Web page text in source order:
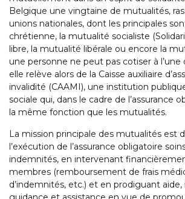
Belgique une vingtaine de mutualités,
unions nationales, dont les principales
chrétienne, la mutualité socialiste
libre, la mutualité libérale ou encore la
une personne ne peut pas cotiser à
elle relève alors de la Caisse auxiliaire
invalidité (CAAMI), une institution
sociale qui, dans le cadre de l’assurance
la même fonction que les mutualités.
La mission principale des mutualités est
l’exécution de l’assurance obligatoire
indemnités, en intervenant
membres (remboursement de frais
d’indemnités, etc.) et en prodiguant